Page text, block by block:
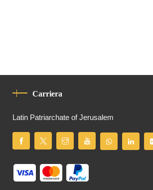
Carriera
Latin Patriarchate of Jerusalem